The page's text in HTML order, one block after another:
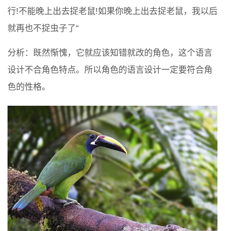
行!不能晚上出去捉老鼠!如果你晚上出去捉老鼠，我以后
就再也不捉虫子了“
分析：既然惭愧，它就应该知错就改的角色，这个语言
设计不合角色特点。所以角色的语言设计一定要符合角
色的性格。